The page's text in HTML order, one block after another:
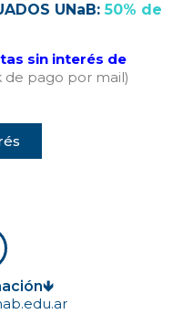
UNaB:50% de
sin interés de
de pago por mail)